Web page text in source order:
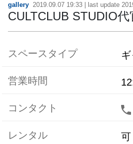
gallery 2019.09.07 19:33 | last update
CULTCLUB STUDIO代
スペースタイプ
営業時間
コンタクト
レンタル 可